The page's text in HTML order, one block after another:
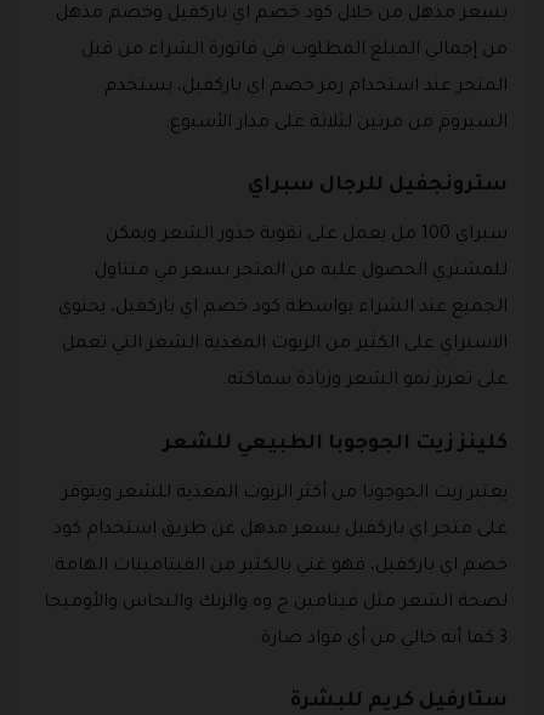
بسعر مذهل من خلال كود خصم اي باركفيل وخصم مذهل
من إجمالي المبلغ المطلوب في فاتورة الشراء من قبل
المتجر عند استخدام رمز خصم اي باركفيل، يستخدم
السيروم من مرتين لثلاثة على مدار الأسبوع.
سترونجفيل للرجال سبراي
سبراي 100 مل يعمل على تقوية جذور الشعر ويمكن
للمشتري الحصول عليه من المتجر بسعر في متناول
الجميع عند الشراء بواسطة كود خصم اي باركفيل، يحتوي
الاسبراي على الكثير من الزيوت المغذية الشعر التي تعمل
على تعزيز نمو الشعر وزيادة سماكته.
كلينز زيت الجوجوبا الطبيعي للشعر
يعتبر زيت الجوجوبا من أكثر الزيوت المغذية للشعر ويتوفر
على متجر اي باركفيل بسعر مذهل عن طريق استخدام كود
خصم اي باركفيل، فهو غني بالكثير من الفيتامينات الهامة
لصحة الشعر مثل فيتامين ج وه والزنك والنحاس والأوميجا
3 كما أنه خالي من أي مواد ضارة.
ستارفيل كريم للبشرة